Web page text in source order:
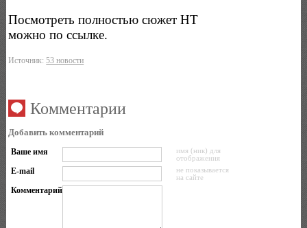
Посмотреть полностью сюжет НТ
можно по ссылке.
Источник:53 новости
Комментарии
Добавить комментарий
Ваше имя
имя (ник) для
отображения
E-mail
не показывается
на сайте
Комментарий